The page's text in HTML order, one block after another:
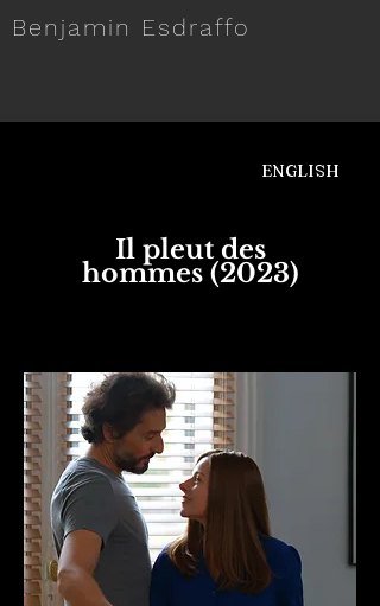
Benjamin Esdraffo
ENGLISH
Il pleut des
hommes (2023)